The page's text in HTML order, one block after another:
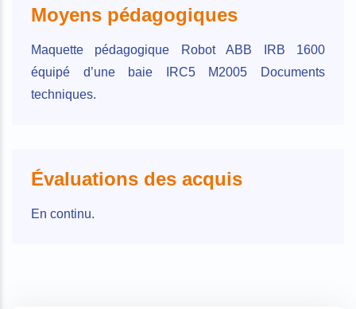
Moyens pédagogiques
Maquette pédagogique Robot ABB IRB 1600
équipé d’une baie IRC5 M2005 Documents
techniques.
Évaluations des acquis
En continu.